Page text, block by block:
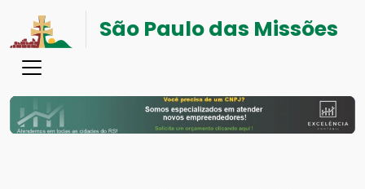
São Paulo das Missões